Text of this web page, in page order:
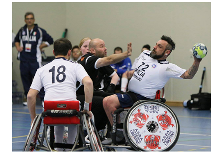
Massimo Cagiola ai campionati europei